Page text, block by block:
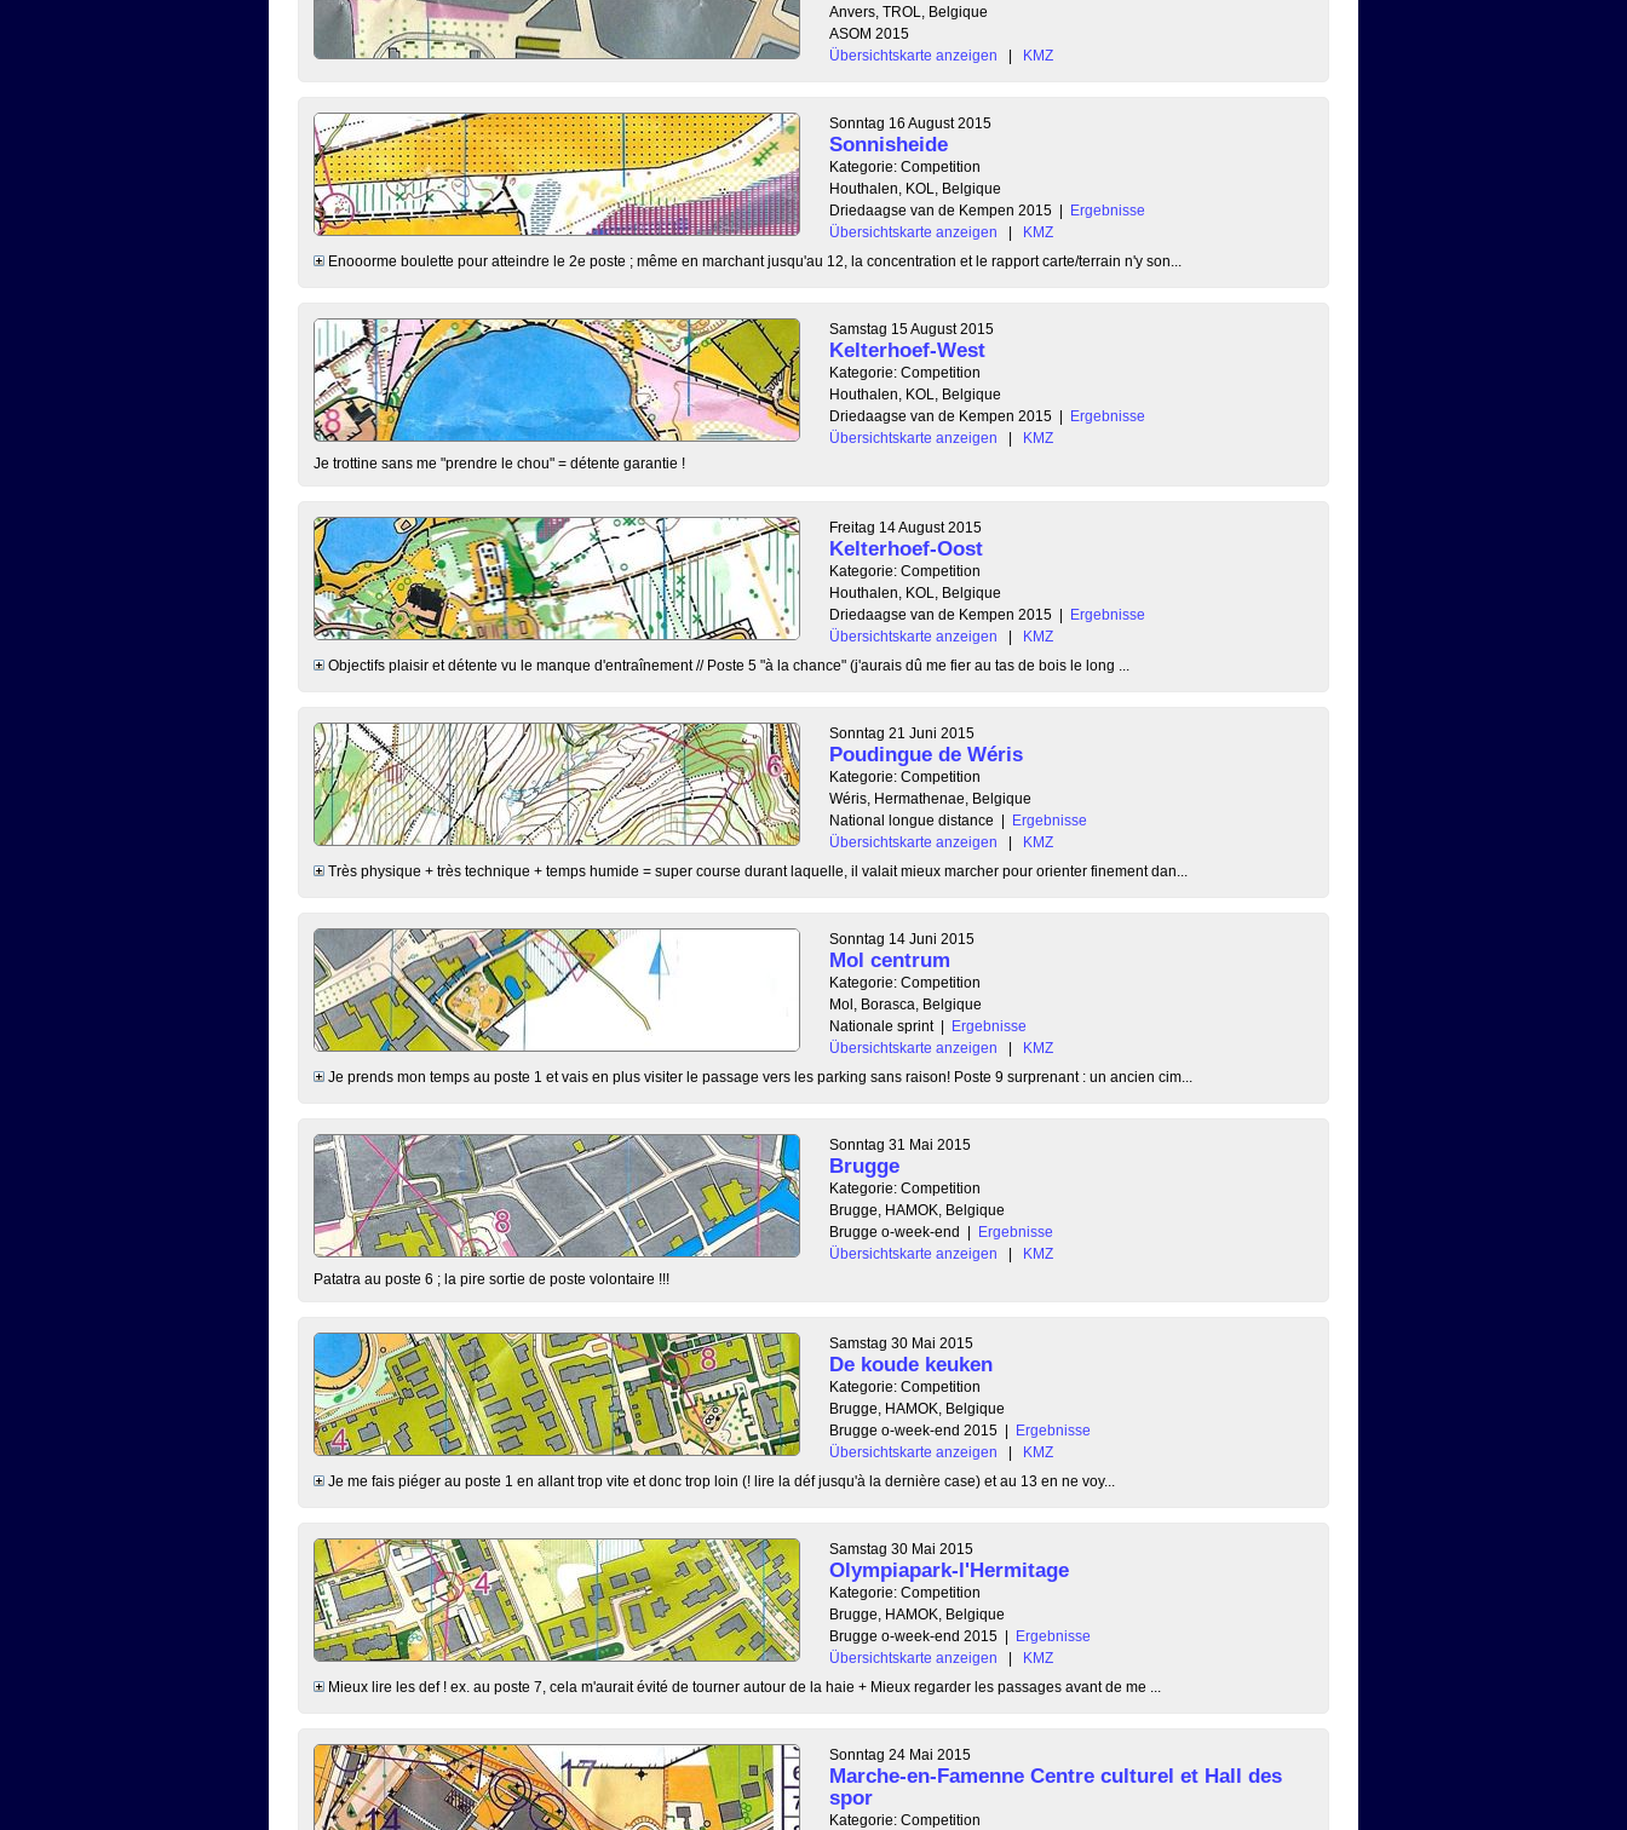
Anvers, TROL, Belgique
ASOM 2015
Übersichtskarte anzeigen
| KMZ
Sonntag 16 August 2015
Sonnisheide
Kategorie: Competition
Houthalen, KOL, Belgique
Driedaagse van de Kempen 2015 | Ergebnisse
Übersichtskarte anzeigen
|
KMZ
Enooorme boulette pour atteindre le 2e poste ; même en marchant jusqu'au 12, la concentration et le rapport carte/terrain n'y son...
Samstag 15 August 2015
Kelterhoef-West
Kategorie: Competition
Houthalen, KOL, Belgique
Driedaagse van de Kempen 2015 | Ergebnisse
Übersichtskarte anzeigen
|
KMZ
Je trottine sans me "prendre le chou" = détente garantie !
Freitag 14 August 2015
Kelterhoef-Oost
Kategorie: Competition
Houthalen, KOL, Belgique
Driedaagse van de Kempen 2015 | Ergebnisse
Übersichtskarte anzeigen
|
KMZ
Objectifs plaisir et détente vu le manque d'entraînement // Poste 5 "à la chance" (j'aurais dû me fier au tas de bois le long ...
Sonntag 21 Juni 2015
Poudingue de Wéris
Kategorie: Competition
Wéris, Hermathenae, Belgique
National longue distance | Ergebnisse
Übersichtskarte anzeigen
|
KMZ
Très physique + très technique + temps humide = super course durant laquelle, il valait mieux marcher pour orienter finement dan...
Sonntag 14 Juni 2015
Mol centrum
Kategorie: Competition
Mol, Borasca, Belgique
Nationale sprint | Ergebnisse
Übersichtskarte anzeigen
|
KMZ
Je prends mon temps au poste 1 et vais en plus visiter le passage vers les parking sans raison! Poste 9 surprenant : un ancien cim...
Sonntag 31 Mai 2015
Brugge
Kategorie: Competition
Brugge, HAMOK, Belgique
Brugge o-week-end | Ergebnisse
Übersichtskarte anzeigen
|
KMZ
Patatra au poste 6 ; la pire sortie de poste volontaire !!!
Samstag 30 Mai 2015
De koude keuken
Kategorie: Competition
Brugge, HAMOK, Belgique
Brugge o-week-end 2015 | Ergebnisse
Übersichtskarte anzeigen
|
KMZ
Je me fais piéger au poste 1 en allant trop vite et donc trop loin (! lire la déf jusqu'à la dernière case) et au 13 en ne voy...
Samstag 30 Mai 2015
Olympiapark-l'Hermitage
Kategorie: Competition
Brugge, HAMOK, Belgique
Brugge o-week-end 2015 | Ergebnisse
Übersichtskarte anzeigen
|
KMZ
Mieux lire les def ! ex. au poste 7, cela m'aurait évité de tourner autour de la haie + Mieux regarder les passages avant de me ...
Sonntag 24 Mai 2015
Marche-en-Famenne Centre culturel et Hall des
spor
Kategorie: Competition